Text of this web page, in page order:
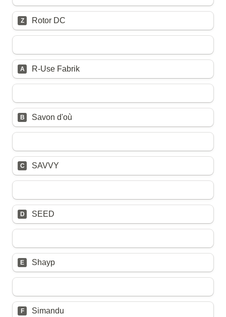
Untitled multiple choice field
Z Rotor DC
Untitled multiple choice field
A R-Use Fabrik
Untitled multiple choice field
B Savon d'où
Untitled multiple choice field
C SAVVY
Untitled multiple choice field
D SEED
Untitled multiple choice field
E Shayp
Untitled multiple choice field
F Simandu